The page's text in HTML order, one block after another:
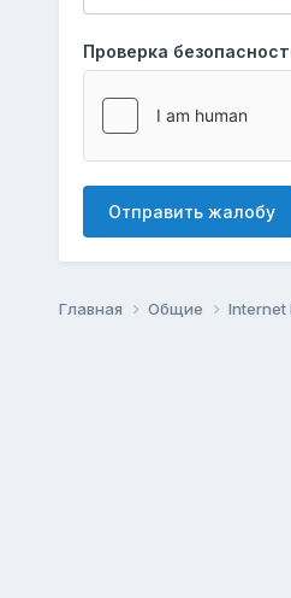
Проверка
Отправить жалобу
Главная Общие Internet